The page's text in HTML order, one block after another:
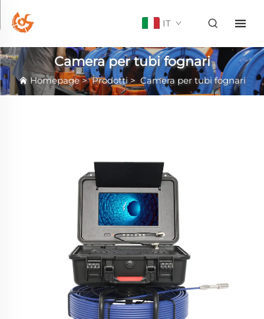
IT
Camera per tubi fognari
Homepage>Prodotti>Camera per tubi fognari